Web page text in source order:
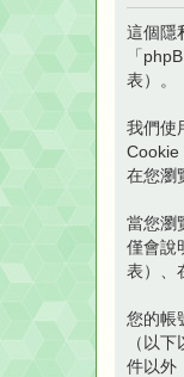
這個隱
「
表）。
我們使
Cookie
在您瀏
當您瀏
僅會說
表）、
您的帳
（以
件以外